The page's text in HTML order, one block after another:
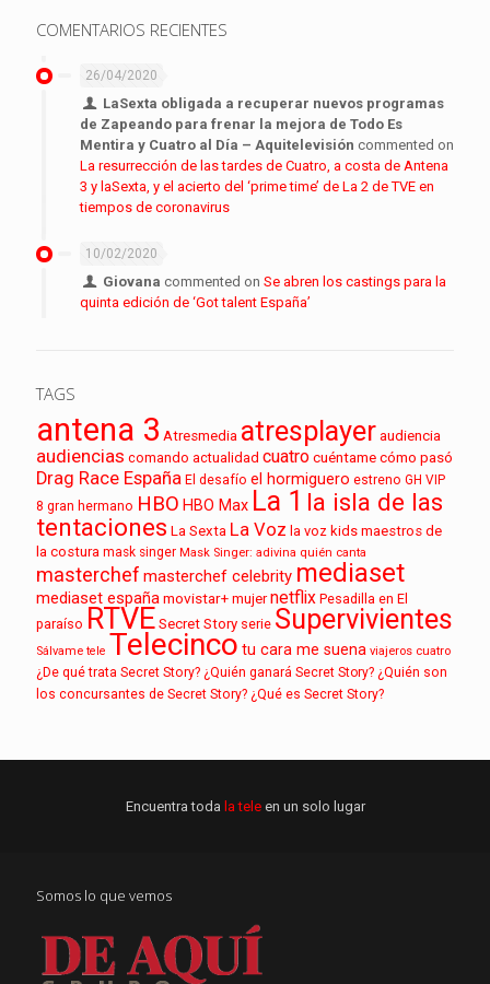
COMENTARIOS RECIENTES
26/04/2020
LaSexta obligada a recuperar nuevos programas
de Zapeando para frenar la mejora de Todo Es
Mentira y Cuatro al Día – Aquitelevisión commented on
La resurrección de las tardes de Cuatro, a costa de Antena
3 y laSexta, y el acierto del ‘prime time’ de La 2 de TVE en
tiempos de coronavirus
10/02/2020
Giovana commented onSe abren los castings para la
quinta edición de ‘Got talent España’
TAGS
antena 3 Atresmedia atresplayeraudiencia
audiencias comando actualidad cuatrocuéntame cómo pasó
Drag Race España El desafío el hormiguero estreno GH VIP
8 gran hermano HBO HBO Max La 1 la isla de las
tentaciones La Sexta La Voz la voz kids maestros de
la costura mask singer Mask Singer: adivina quién canta
masterchef masterchef celebrity mediaset
mediaset españamovistar+ mujer netflix Pesadilla en El
paraíso RTVE Secret Story serie Supervivientes
Sálvame tele Telecinco tu cara me suena viajeros cuatro
¿De qué trata Secret Story? ¿Quién ganará Secret Story? ¿Quién son
los concursantes de Secret Story? ¿Qué es Secret Story?
Encuentra toda la tele en un solo lugar
Somos lo que vemos